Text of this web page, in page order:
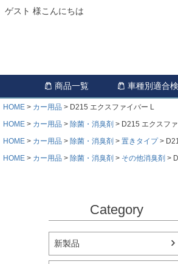
ゲスト 様こんにちは
商品一覧 車種別適合
HOME カー用品
D215 エクスファイバー L
HOME
カー用品 除菌・消臭剤
D215 エクスファ
HOME
カー用品 除菌・消臭剤 置きタイプ
HOME
カー用品 除菌・消臭剤 その他消臭剤
Category
新製品